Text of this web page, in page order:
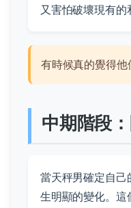
又害怕破壞現有的
有時候真的覺得他
中期階段
當天秤男確定自己
生明顯的變化。這